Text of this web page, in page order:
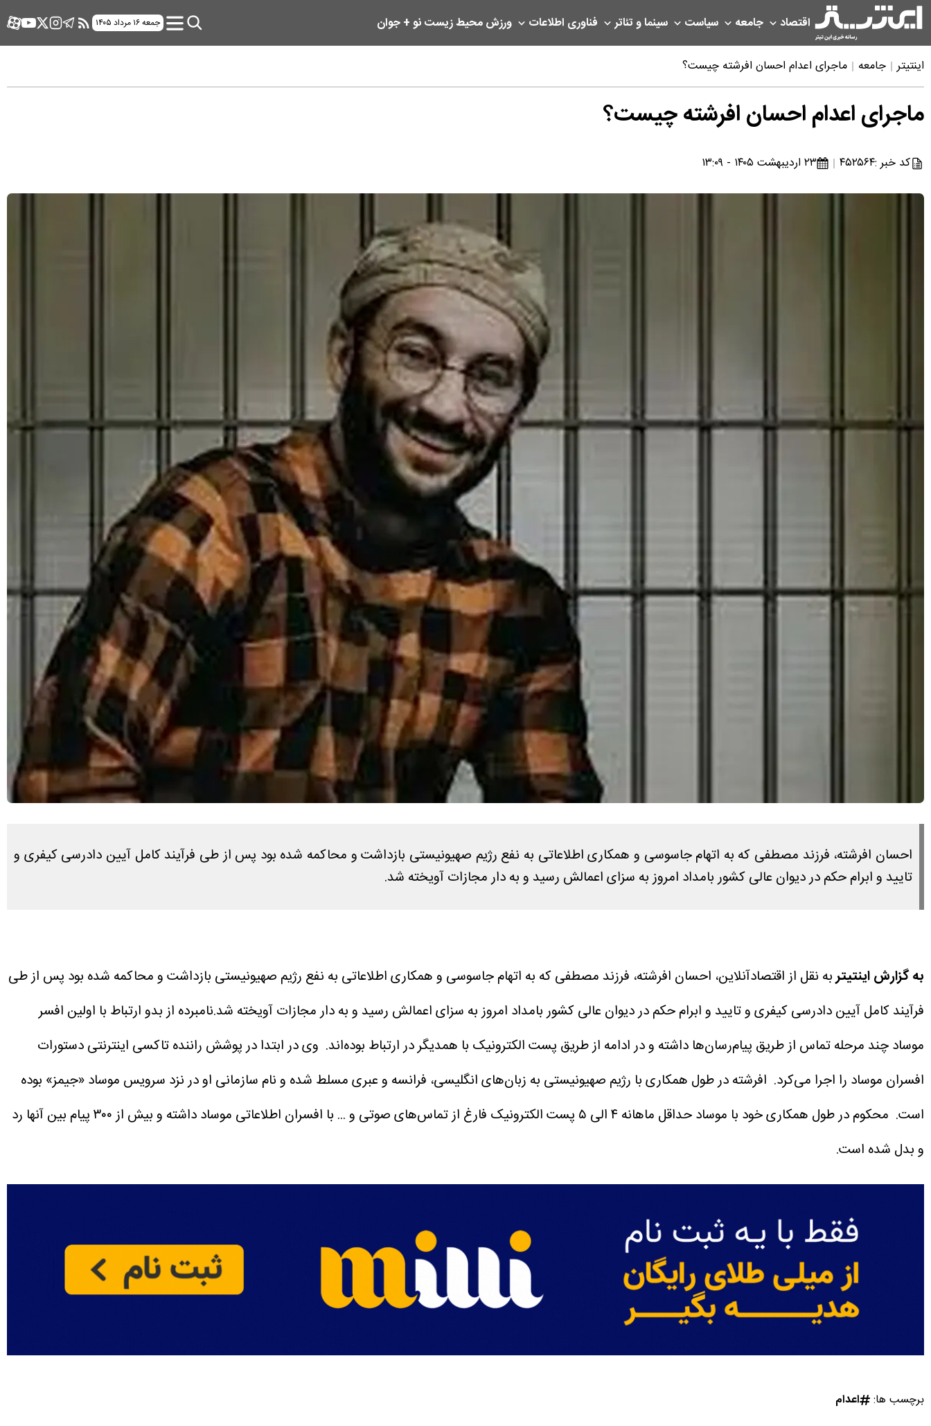
اقتصاد جامعه سیاست سینما و تئاتر فناوری اطلاعات ورزشمحیط زیستنو + جوان جمعه ۱۶ مرداد ۱۴۰۵
اینتیتر جامعه ماجرای اعدام احسان افرشته چیست؟
ماجرای اعدام احسان افرشته چیست؟
کد خبر :۴۵۲۵۶۴ ۲۳ اردیبهشت ۱۴۰۵ - ۱۳:۰۹
احسان افرشته، فرزند مصطفی که به اتهام جاسوسی و همکاری اطلاعاتی به نفع رژیم صهیونیستی بازداشت و محاکمه شده بود پس از طی فرآیند کامل آیین دادرسی کیفری و
تایید و ابرام حکم در دیوان عالی کشور بامداد امروز به سزای اعمالش رسید و به دار مجازات آویخته شد.
به گزارش اینتیتربه نقل از اقتصادآنلاین، احسان افرشته، فرزند مصطفی که به اتهام جاسوسی و همکاری اطلاعاتی به نفع رژیم صهیونیستی بازداشت و محاکمه شده بود پس از طی
فرآیند کامل آیین دادرسی کیفری و تایید و ابرام حکم در دیوان عالی کشور بامداد امروز به سزای اعمالش رسید و به دار مجازات آویخته شد.نامبرده از بدو ارتباط با اولین افسر
موساد چند مرحله تماس از طریق پیام‌رسان‌ها داشته و در ادامه از طریق پست الکترونیک با همدیگر در ارتباط بوده‌اند. وی در ابتدا در پوشش راننده تاکسی اینترنتی دستورات
افسران موساد را اجرا می‌کرد. افرشته در طول همکاری با رژیم صهیونیستی به زبان‌های انگلیسی، فرانسه و عبری مسلط شده و نام سازمانی او در نزد سرویس موساد «جیمز» بوده
است.
محکوم در طول همکاری خود با موساد حداقل ماهانه ۴ الی ۵ پست الکترونیک فارغ از تماس‌های صوتی و ... با افسران اطلاعاتی موساد داشته و بیش از ۳۰۰ پیام بین آنها رد
و بدل شده است.
برچسب ها: اعدام